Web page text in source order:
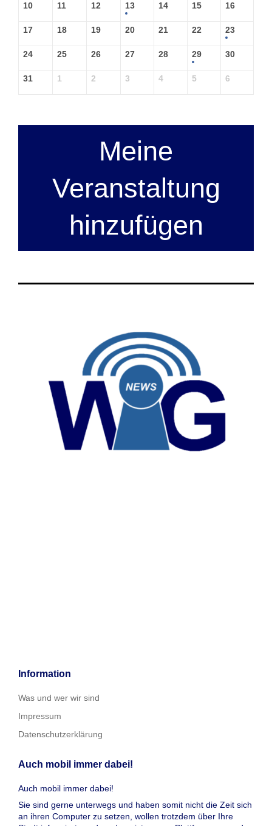
10 11 12 13 14 15 16
17 18 19 20 21 22 23
24 25 26 27 28 29 30
31 1 2 3 4 5 6
Meine
Veranstaltung
hinzufügen
Information
Was und wer wir sind
Impressum
Datenschutzerklärung
Auch mobil immer dabei!
Auch mobil immer dabei!
Sie sind gerne unterwegs und haben somit nicht die Zeit sich
an ihren Computer zu setzen, wollen trotzdem über Ihre